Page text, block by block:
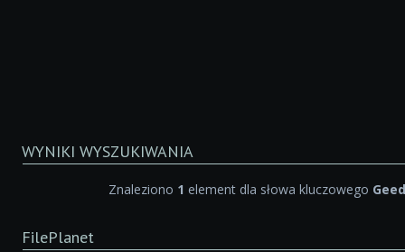
WYNIKI WYSZUKIWANIA
Znaleziono 1 element dla słowa kluczowego
FilePlanet